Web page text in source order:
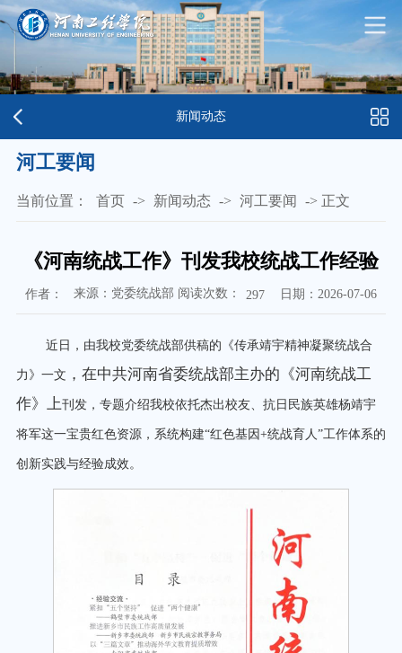
新闻动态
河工要闻
当前位置： 首页 -> 新闻动态 -> 河工要闻 -> 正文
《河南统战工作》刊发我校统战工作经验
作者： 来源：党委统战部 阅读次数： 297 日期：2026-07-06
近日，由我校党委统战部供稿的《传承靖宇精神凝聚统战合
力》一文 ， 在中共河南省委统战部主办的 《河南统战工
作》 上刊发，专题介绍我校依托杰出校友、抗日民族英雄杨靖宇
将军这一宝贵红色资源，系统构建“红色基因+统战育人”工作体系的
创新实践与经验成效。